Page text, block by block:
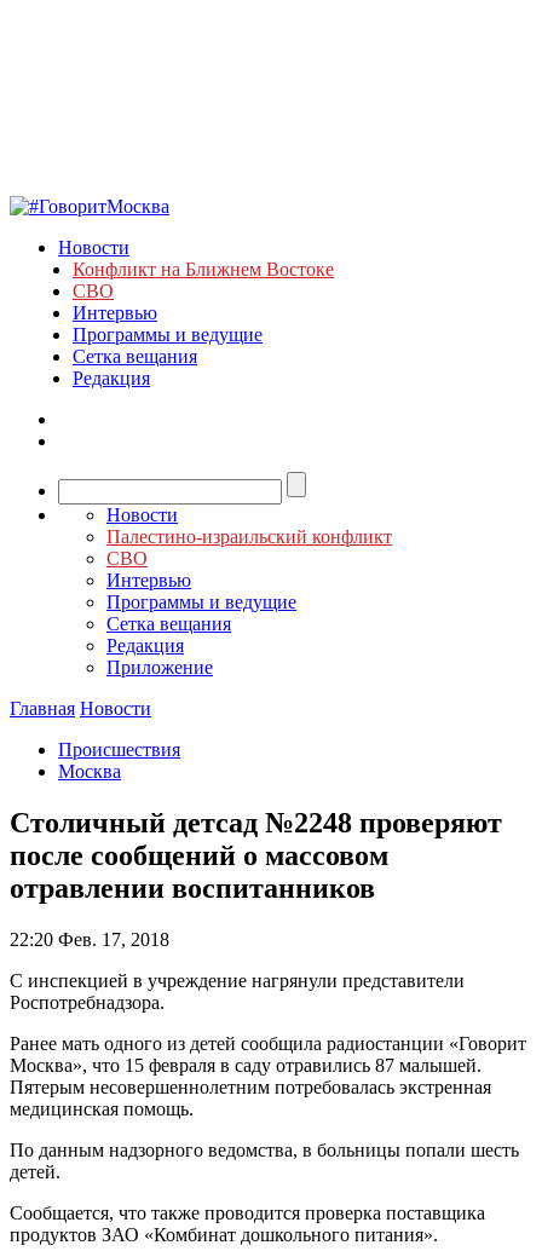
Новости
Конфликт на Ближнем Востоке
СВО
Интервью
Программы и ведущие
Сетка вещания
Редакция
Новости
Палестино-израильский конфликт
СВО
Интервью
Программы и ведущие
Сетка вещания
Редакция
Приложение
Главная Новости
Происшествия
Москва
Столичный детсад №2248 проверяют
после сообщений о массовом
отравлении воспитанников
22:20 Фев. 17, 2018
С инспекцией в учреждение нагрянули представители
Роспотребнадзора.
Ранее мать одного из детей сообщила радиостанции «Говорит
Москва», что 15 февраля в саду отравились 87 малышей.
Пятерым несовершеннолетним потребовалась экстренная
медицинская помощь.
По данным надзорного ведомства, в больницы попали шесть
детей.
Сообщается, что также проводится проверка поставщика
продуктов ЗАО «Комбинат дошкольного питания».